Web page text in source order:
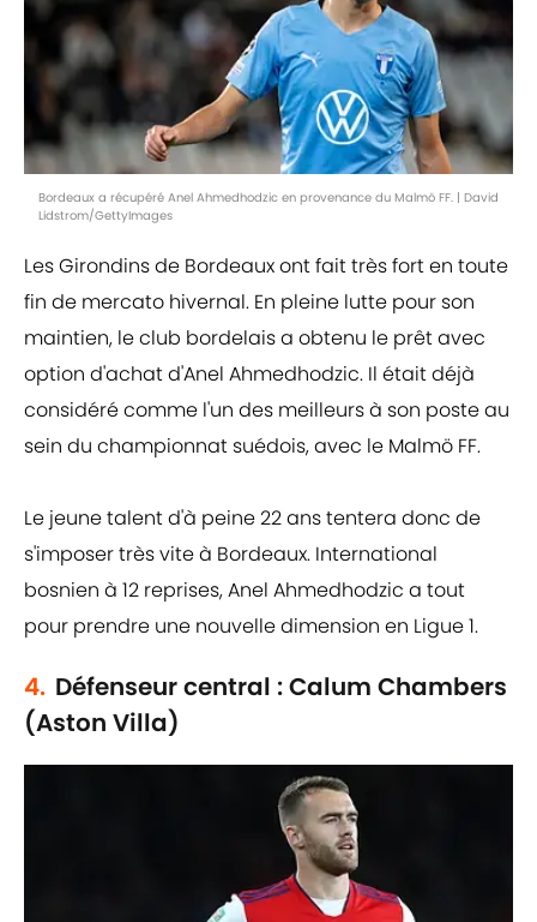
Bordeaux a récupéré Anel Ahmedhodzic en provenance du Malmö FF. | David
Lidstrom/GettyImages
Les Girondins de Bordeaux ont fait très fort en toute
fin de mercato hivernal. En pleine lutte pour son
maintien, le club bordelais a obtenu le prêt avec
option d'achat d'Anel Ahmedhodzic. Il était déjà
considéré comme l'un des meilleurs à son poste au
sein du championnat suédois, avec le Malmö FF.
Le jeune talent d'à peine 22 ans tentera donc de
s'imposer très vite à Bordeaux. International
bosnien à 12 reprises, Anel Ahmedhodzic a tout
pour prendre une nouvelle dimension en Ligue 1.
4. Défenseur central : Calum Chambers
(Aston Villa)